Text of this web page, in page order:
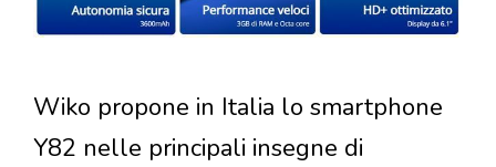
Wiko propone in Italia lo smartphone
Y82 nelle principali insegne di